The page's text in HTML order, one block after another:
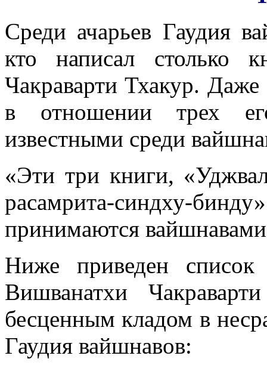
Среди ачарьев Гаудия
кто написал столько
Чакраварти Тхакур.
в отношении трех
известными среди
«Эти три книги,
расамрита-синдху-
принимаются
Ниже приведен
Вишванатхи
бесценным кладом в
Гаудия вайшнавов: